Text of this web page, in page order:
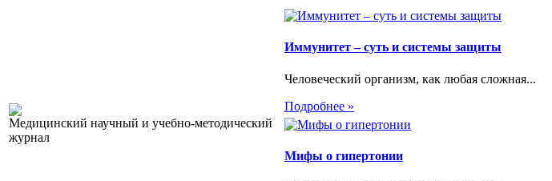
Медицинский научный и учебно-методический
журнал
Иммунитет – суть и системы защиты
Человеческий организм, как любая сложная...
Подробнее »
Мифы о гипертонии